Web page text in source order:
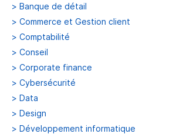
> Banque de détail
> Commerce et Gestion client
> Comptabilité
> Conseil
> Corporate finance
> Cybersécurité
> Data
> Design
> Développement informatique